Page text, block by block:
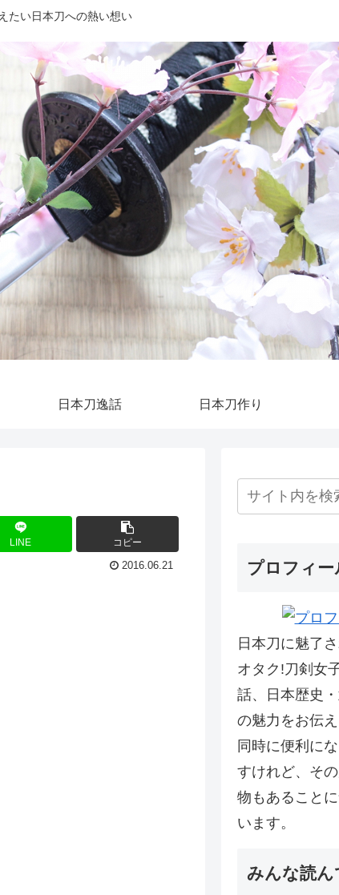
たい日本刀への熱い想い
日本刀逸話 日本刀作り
LINE コピー
2016.06.21 プロフィー
日本刀に魅了
オタク!刀剣女
話、日本歴史
の魅力をお伝え
同時に便利に
すけれど、そ
物もあること
います。
みんな読ん